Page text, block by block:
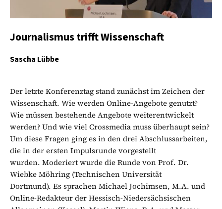
Journalismus trifft Wissenschaft
Sascha Lübbe
Der letzte Konferenztag stand zunächst im Zeichen der
Wissenschaft. Wie werden Online-Angebote genutzt?
Wie müssen bestehende Angebote weiterentwickelt
werden? Und wie viel Crossmedia muss überhaupt sein?
Um diese Fragen ging es in den drei Abschlussarbeiten,
die in der ersten Impulsrunde vorgestellt
wurden. Moderiert wurde die Runde von Prof. Dr.
Wiebke Möhring (Technischen Universität
Dortmund). Es sprachen Michael Jochimsen, M.A. und
Online-Redakteur der Hessisch-Niedersächsischen